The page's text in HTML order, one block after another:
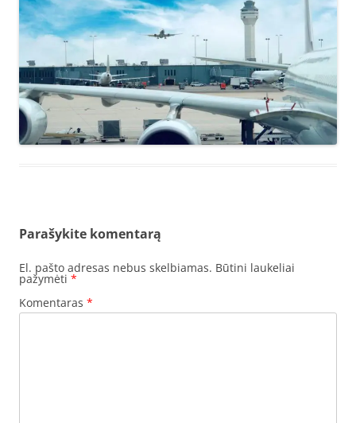
Parašykite komentarą
El. pašto adresas nebus skelbiamas. Būtini laukeliai
pažymėti *
Komentaras *